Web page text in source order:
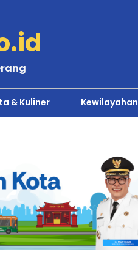
& Kuliner Kewilayahan